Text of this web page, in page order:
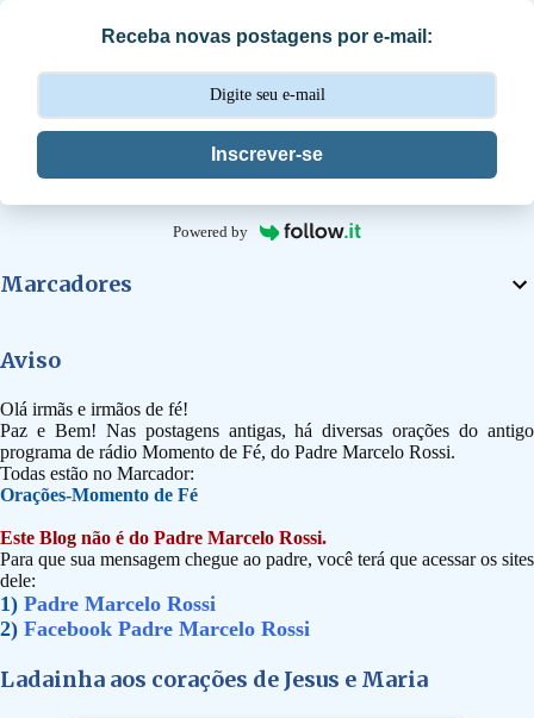
s
Receba novas postagens por e-mail:
Inscrever-se
Powered by
Marcadores
Aviso
Olá irmãs e irmãos de fé!
Paz e Bem! Nas postagens antigas, há diversas orações do antigo
programa de rádio Momento de Fé, do Padre Marcelo Rossi.
Todas estão no Marcador:
Orações-Momento de Fé
Este Blog não é do Padre Marcelo Rossi.
Para que sua mensagem chegue ao padre, você terá que acessar os sites
dele:
1) Padre Marcelo Rossi
2) Facebook Padre Marcelo Rossi
Ladainha aos corações de Jesus e Maria